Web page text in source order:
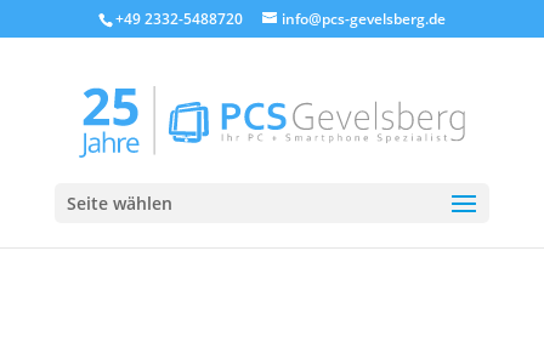
+49 2332-5488720 info@pcs-gevelsberg.de
Seite wählen